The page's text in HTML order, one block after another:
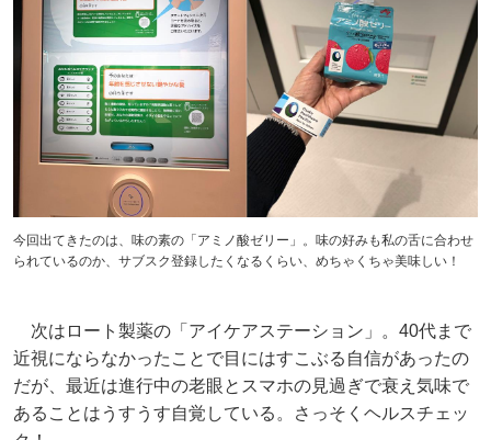
今回出てきたのは、味の素の「アミノ酸ゼリー」。味の好みも私の舌に合わせ
られているのか、サブスク登録したくなるくらい、めちゃくちゃ美味しい！
次はロート製薬の「アイケアステーション」。40代まで
近視にならなかったことで目にはすこぶる自信があったの
だが、最近は進行中の老眼とスマホの見過ぎで衰え気味で
あることはうすうす自覚している。さっそくヘルスチェッ